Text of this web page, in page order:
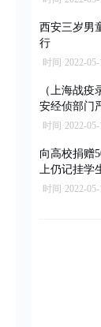
西安三岁男
行
时间·2022-
（上海战
安经侦部门
时间·2022-
向高校捐赠
上仍记挂学
时间·2022-